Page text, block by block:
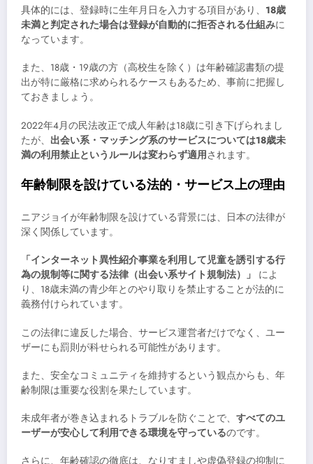
具体的には、登録時に生年月日を入力する項目があり、 18歳
未満と判定された場合は登録が自動的に拒否される仕組みに
なっています。
また、18歳・19歳の方（高校生を除く）は年齢確認書類の提
出が特に厳格に求められるケースもあるため、事前に把握し
ておきましょう。
2022年4月の民法改正で成人年齢は18歳に引き下げられまし
たが、 出会い系・マッチング系のサービスについては18歳未
満の利用禁止というルールは変わらず適用されます。
年齢制限を設けている法的・サービス上の理由
ニアジョイが年齢制限を設けている背景には、日本の法律が
深く関係しています。
「インターネット異性紹介事業を利用して児童を誘引する行
為の規制等に関する法律（出会い系サイト規制法）」
によ
り、18歳未満の青少年とのやり取りを禁止することが法的に
義務付けられています。
この法律に違反した場合、サービス運営者だけでなく、ユー
ザーにも罰則が科せられる可能性があります。
また、安全なコミュニティを維持するという観点からも、年
齢制限は重要な役割を果たしています。
未成年者が巻き込まれるトラブルを防ぐことで、 すべてのユ
ーザーが安心して利用できる環境を守っているのです。
さらに、年齢確認の徹底は、なりすましや虚偽登録の抑制に